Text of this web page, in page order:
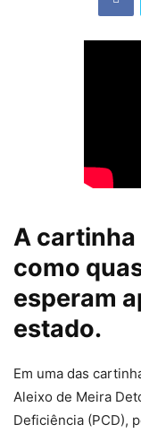
A cartinha
como
esperam
estado.
Em uma das
Aleixo de Meira
Deficiência (PCD),